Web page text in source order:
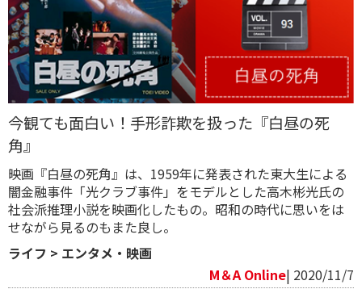
今観ても面白い！手形詐欺を扱った『白昼の死
角』
映画『白昼の死角』は、1959年に発表された東大生による
闇金融事件「光クラブ事件」をモデルとした高木彬光氏の
社会派推理小説を映画化したもの。昭和の時代に思いをは
せながら見るのもまた良し。
ライフ > エンタメ・映画
M＆A Online| 2020/11/7